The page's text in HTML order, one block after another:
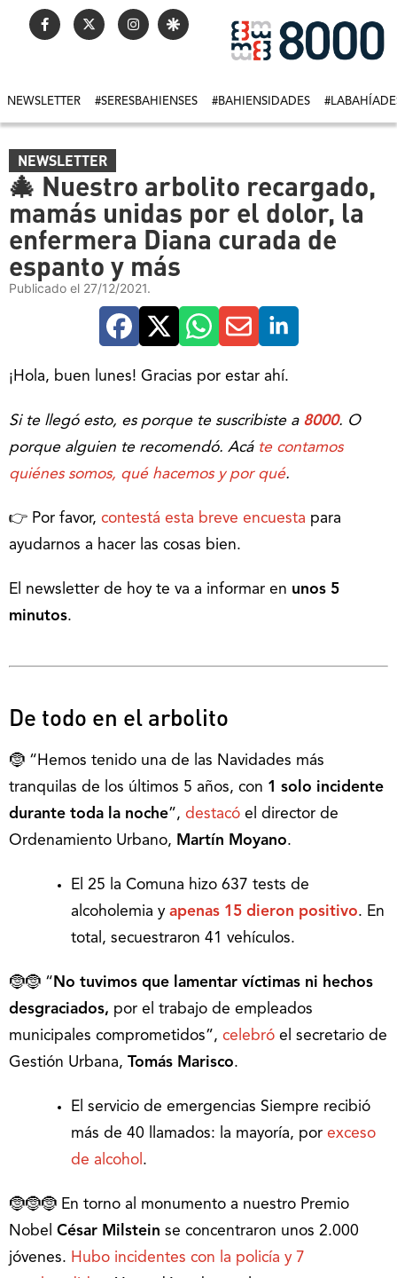
NEWSLETTER #SERESBAHIENSES #BAHIENSIDADES
NEWSLETTER
🎄 Nuestro arbolito recargado,
mamás unidas por el dolor, la
enfermera Diana curada de
espanto y más
Publicado el 27/12/2021.
¡Hola, buen lunes! Gracias por estar ahí.
Si te llegó esto, es porque te suscribiste a 8000. O
porque alguien te recomendó. Acá te contamos
quiénes somos, qué hacemos y por qué.
👉 Por favor, contestá esta breve encuesta para
ayudarnos a hacer las cosas bien.
El newsletter de hoy te va a informar en unos 5
minutos.
De todo en el arbolito
🤶 “Hemos tenido una de las Navidades más
tranquilas de los últimos 5 años, con 1 solo incidente
durante toda la noche”, destacó el director de
Ordenamiento Urbano, Martín Moyano.
El 25 la Comuna hizo 637 tests de
alcoholemia y apenas 15 dieron positivo. En
total, secuestraron 41 vehículos.
🤶🤶 “ No tuvimos que lamentar víctimas ni hechos
desgraciados, por el trabajo de empleados
municipales comprometidos”, celebró el secretario de
Gestión Urbana,
Tomás Marisco.
El servicio de emergencias Siempre recibió
más de 40 llamados: la mayoría, por exceso
de alcohol .
🤶🤶🤶 En torno al monumento a nuestro Premio
Nobel César Milstein se concentraron unos 2.000
jóvenes. Hubo incidentes con la policía y 7